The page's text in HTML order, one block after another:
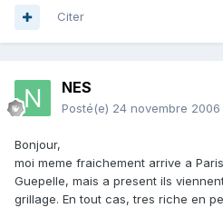
Citer
NES
Posté(e) 24 novembre 2006
Bonjour,
moi meme fraichement arrive a
Guepelle, mais a present ils
grillage. En tout cas, tres riche en